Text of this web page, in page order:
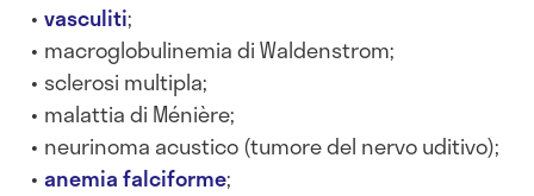
vasculiti;
macroglobulinemia di Waldenstrom;
sclerosi multipla;
malattia di Ménière;
neurinoma acustico (tumore del nervo uditivo);
anemia falciforme;